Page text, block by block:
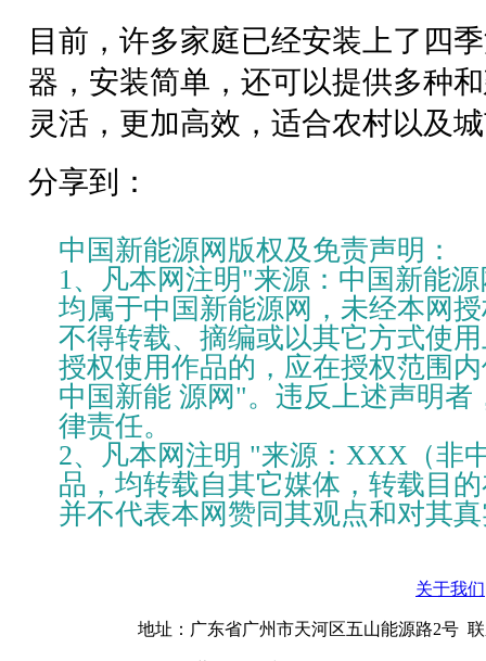
目前，许多家庭已经安装上了四
器，安装简单，还可以提供多种
灵活，更加高效，适合农村以及
分享到：
中国新能源网版权及免责声明：
1、凡本网注明"来源：中国新能
均属于中国新能源网，未经本网
不得转载、摘编或以其它方式使
授权使用作品的，应在授权范围
中国新能 源网"。违反上述声明者
律责任。
2、凡本网注明 "来源：XXX（非
品，均转载自其它媒体，转载目
并不代表本网赞同其观点和对其
关于我们
地址：广东省广州市天河区五山能源路2号 联